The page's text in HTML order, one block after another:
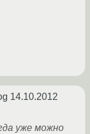
14.10.2012
уже можно